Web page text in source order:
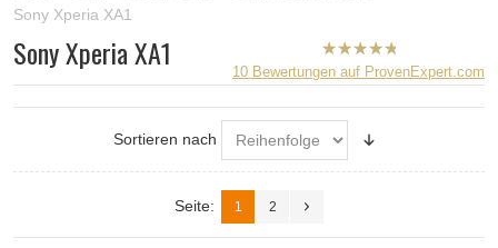
Sony Xperia XA1
B2CPrint
hat5von
5
Sternen |
10 Bewertungen auf ProvenExpert.com
Sony Xperia XA1
Sortieren nach
Seite: 1 2